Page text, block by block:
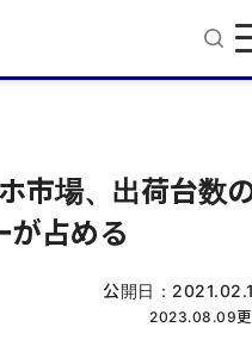
市場、出荷台数
が占める
公開日：
2023.08.09